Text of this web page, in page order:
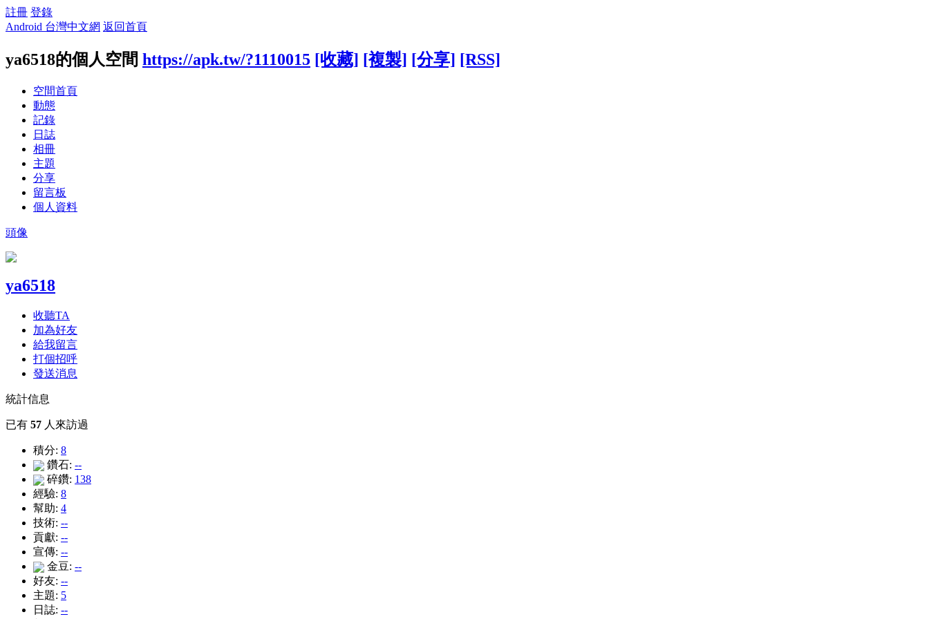
註冊 登錄
Android 台灣中文網 返回首頁
ya6518的個人空間 https://apk.tw/?1110015 [收藏] [複製] [分享] [RSS]
空間首頁
動態
記錄
日誌
相冊
主題
分享
留言板
個人資料
頭像
ya6518
收聽TA
加為好友
給我留言
打個招呼
發送消息
統計信息
已有 57 人來訪過
積分: 8
鑽石: --
碎鑽: 138
經驗: 8
幫助: 4
技術: --
貢獻: --
宣傳: --
金豆: --
好友: --
主題: 5
日誌: --